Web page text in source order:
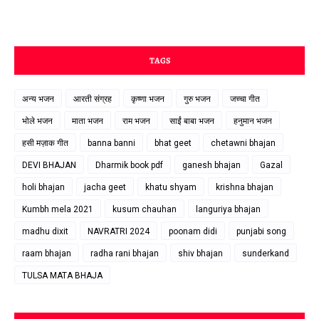
TAGS
अन्य भजन आरती संग्रह कृष्णा भजन गुरु भजन जच्चा गीत
भोले भजन माता भजन राम भजन साईं बाबा भजन हनुमान भजन
हसी मज़ाक गीत banna banni bhat geet chetawni bhajan
DEVI BHAJAN Dharmik book pdf ganesh bhajan Gazal
holi bhajan jacha geet khatu shyam krishna bhajan
Kumbh mela 2021 kusum chauhan languriya bhajan
madhu dixit NAVRATRI 2024 poonam didi punjabi song
raam bhajan radha rani bhajan shiv bhajan sunderkand
TULSA MATA BHAJA